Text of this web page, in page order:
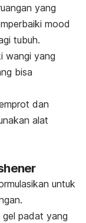
yang
mood
tubuh.
wangi yang
bisa
dan
alat
untuk
gel padat yang